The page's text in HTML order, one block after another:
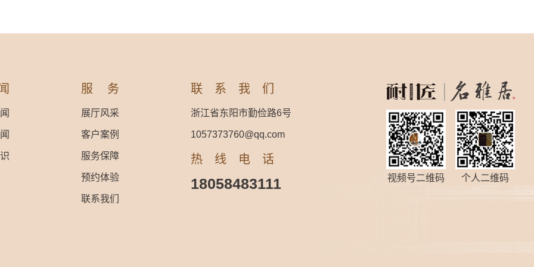
服务
展厅风采
客户案例
服务保障
预约体验
联系我们
联系我们
浙江省东阳市勤俭路6号
1057373760@qq.com
热线电话
18058483111 视频号二维码 个人二维码